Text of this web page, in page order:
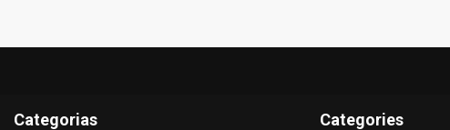
Categorias Categories